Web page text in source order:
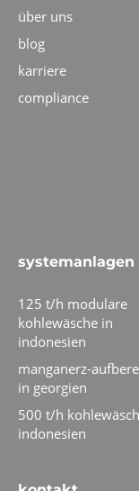
über uns
blog
karriere
compliance
systemanlagen
125 t/h modulare
kohlewäsche in
indonesien
manganerz-
in georgien
500 t/h
indonesien